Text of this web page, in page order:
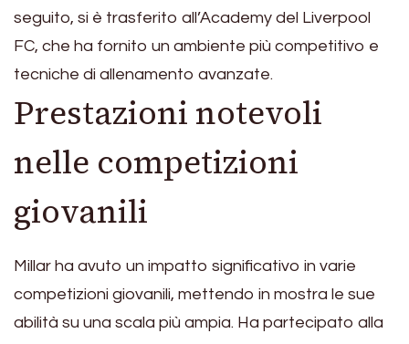
seguito, si è trasferito all’Academy del Liverpool
FC, che ha fornito un ambiente più competitivo e
tecniche di allenamento avanzate.
Prestazioni notevoli
nelle competizioni
giovanili
Millar ha avuto un impatto significativo in varie
competizioni giovanili, mettendo in mostra le sue
abilità su una scala più ampia. Ha partecipato alla